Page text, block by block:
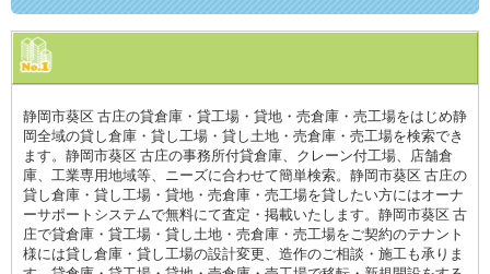
静岡市葵区 古庄の貸倉庫・貸工場・貸地・売倉庫・売工場をはじめ静
岡全域の貸し倉庫・貸し工場・貸し土地・売倉庫・売工場を検索でき
ます。静岡市葵区 古庄の事務所付貸倉庫、クレーン付工場、店舗倉
庫、工業専用地域等、ニーズに合わせて簡単検索。静岡市葵区 古庄の
貸し倉庫・貸し工場・貸地・売倉庫・売工場を貸したい方にはオーナ
ーサポートシステムで無料にて査定・掲載いたします。静岡市葵区 古
庄で貸倉庫・貸工場・貸し土地・売倉庫・売工場をご契約のテナント
様には貸し倉庫・貸し工場の設計変更、造作のご相談・施工も承りま